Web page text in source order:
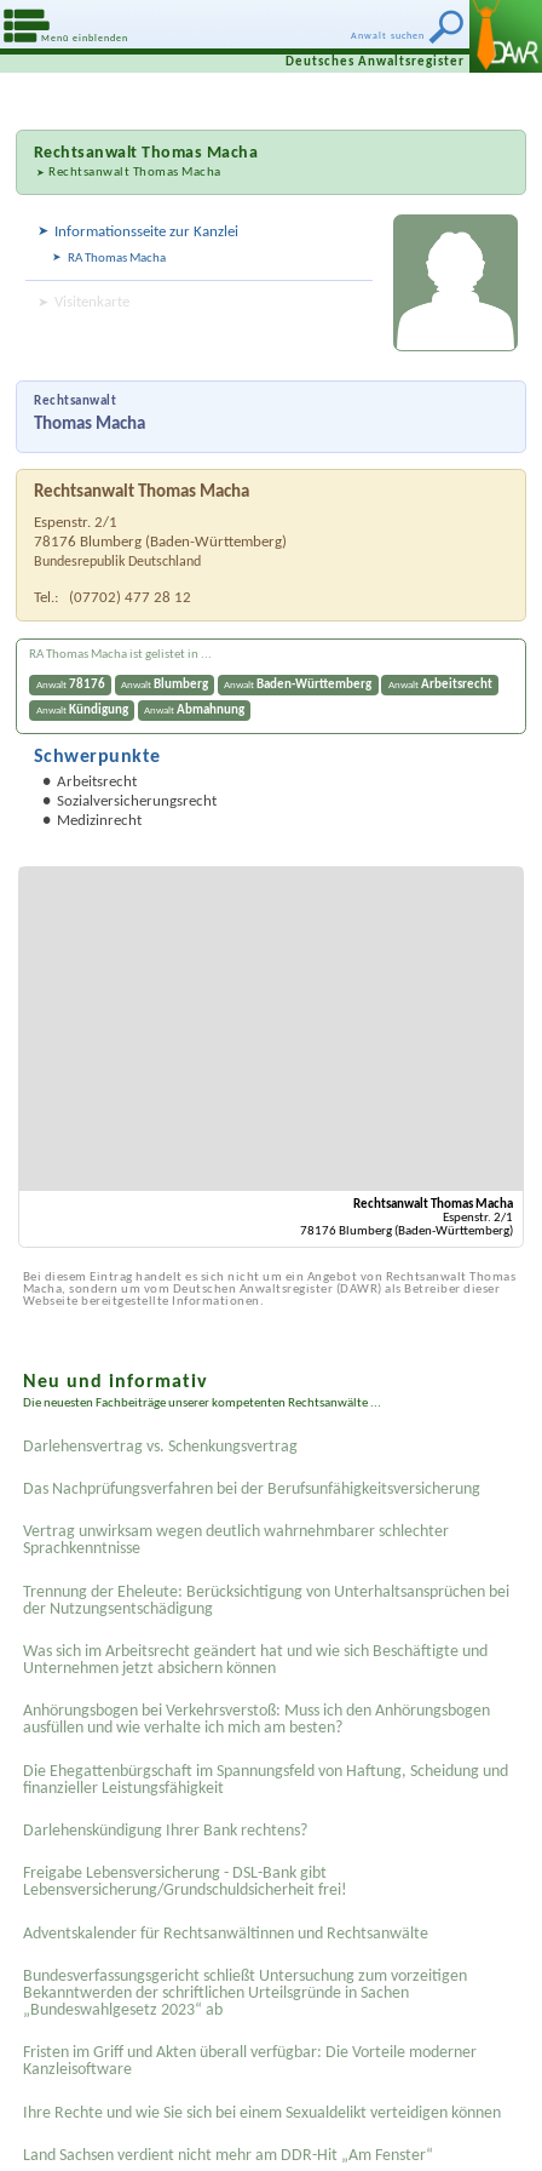
Anwalt suchen
Menü einblenden
Deutsches Anwaltsregister
RechtsanwaltThomas Macha
Rechtsanwalt Thomas Macha
Informationsseite zur Kanzlei
RA Thomas Macha
Visitenkarte
Rechtsanwalt
Thomas Macha
Rechtsanwalt Thomas Macha
Espenstr. 2/1
78176 Blumberg ( Baden-Württemberg)
Bundesrepublik Deutschland
Tel.: (07702) 477 28 12
RA Thomas Macha ist gelistet in ...
Anwalt 78176 Anwalt Blumberg Anwalt Baden-Württemberg Anwalt Arbeitsrecht
Anwalt Kündigung Anwalt Abmahnung
Schwerpunkte
Arbeitsrecht
Sozialversicherungsrecht
Medizinrecht
Rechtsanwalt Thomas Macha
Espenstr. 2/1
78176 Blumberg (Baden-Württemberg)
Bei diesem Eintrag handelt es sich nicht um ein Angebot von Rechtsanwalt Thomas
Macha, sondern um vom Deutschen Anwaltsregister (DAWR) als Betreiber dieser
Webseite bereitgestellte Informationen.
Neu und informativ
Die neuesten Fachbeiträge unserer kompetenten Rechtsanwälte ...
Darlehensvertrag vs. Schenkungsvertrag
Das Nachprüfungsverfahren bei der Berufsunfähigkeitsversicherung
Vertrag unwirksam wegen deutlich wahrnehmbarer schlechter
Sprachkenntnisse
Trennung der Eheleute: Berücksichtigung von Unterhaltsansprüchen bei
der Nutzungsentschädigung
Was sich im Arbeitsrecht geändert hat und wie sich Beschäftigte und
Unternehmen jetzt absichern können
Anhörungsbogen bei Verkehrsverstoß: Muss ich den Anhörungsbogen
ausfüllen und wie verhalte ich mich am besten?
Die Ehegattenbürgschaft im Spannungsfeld von Haftung, Scheidung und
finanzieller Leistungsfähigkeit
Darlehenskündigung Ihrer Bank rechtens?
Freigabe Lebensversicherung - DSL-Bank gibt
Lebensversicherung/Grundschuldsicherheit frei!
Adventskalender für Rechtsanwältinnen und Rechtsanwälte
Bundesverfassungsgericht schließt Untersuchung zum vorzeitigen
Bekanntwerden der schriftlichen Urteilsgründe in Sachen
„Bundeswahlgesetz 2023“ ab
Fristen im Griff und Akten überall verfügbar: Die Vorteile moderner
Kanzleisoftware
Ihre Rechte und wie Sie sich bei einem Sexual­delikt verteidigen können
Land Sachsen verdient nicht mehr am DDR-Hit „Am Fenster“